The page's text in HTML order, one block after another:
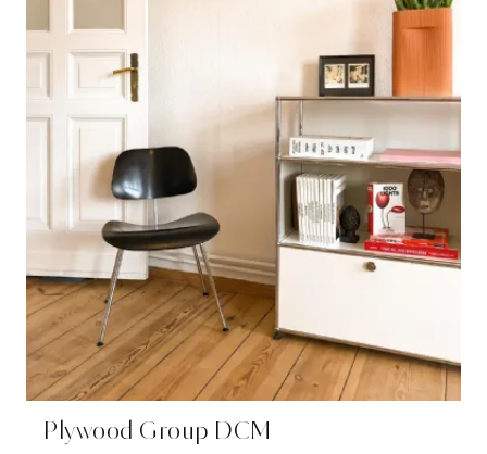
Plywood Group DCM